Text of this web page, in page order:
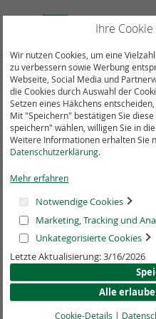
Zum
Ende
der
Bildergalerie
springen
Ihre
Wir nutzen Cookies, um eine
zu verbessern sowie Werbung
Webseite, Social Media und
die Cookies durch Auswahl der
Setzen eines Häkchens
Mit "Speichern" bestätigen Sie
speichern" wählen, willigen Sie in
Weitere Informationen erhalten Sie
Datenschutzerklärung.
Mehr erfahren
Notwendige Cookies
Marketing, Tracking und
Unkategorisierte Cookies
Letzte Aktualisierung: 3/16/2026
Alle
Cookie-Details |